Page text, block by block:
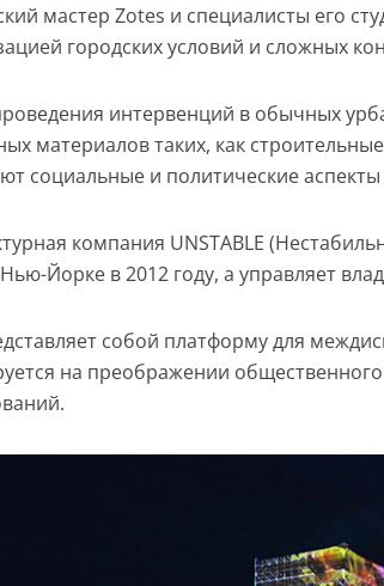
мастер Zotes и специалисты его
городских условий и сложных
интервенций в обычных
материалов таких, как
социальные и политические
компания UNSTABLE
Йорке в 2012 году, а управляет
собой платформу для
на преображении